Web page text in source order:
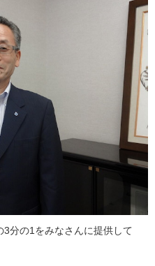
3分の1をみなさんに提供して